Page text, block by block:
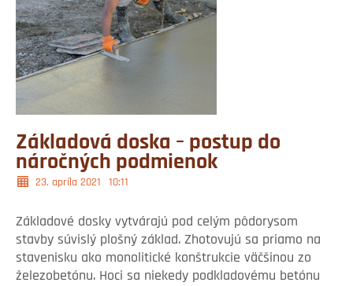
Základová doska – postup do
náročných podmienok
23. apríla 2021 10:11
Základové dosky vytvárajú pod celým pôdorysom
stavby súvislý plošný základ. Zhotovujú sa priamo na
stavenisku ako monolitické konštrukcie väčšinou zo
železobetónu. Hoci sa niekedy podkladovému betónu